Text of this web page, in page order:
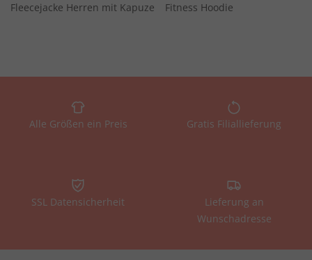
Fleecejacke Herren mit Kapuze
Fitness Hoodie
Alle Größen ein Preis Gratis Filiallieferung
SSL Datensicherheit
Lieferung an
Wunschadresse